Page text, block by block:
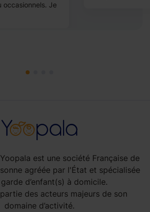
occasionnels. Je
est une société Française de
agréée par l'État et spécialisée
d’enfant(s) à domicile.
des acteurs majeurs de son
domaine d’activité.